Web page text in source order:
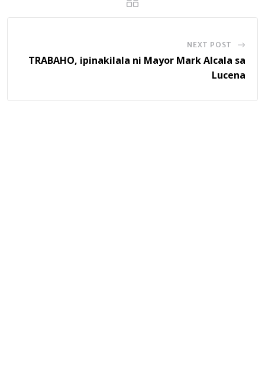
NEXT POST
TRABAHO, ipinakilala ni Mayor Mark Alcala sa
Lucena